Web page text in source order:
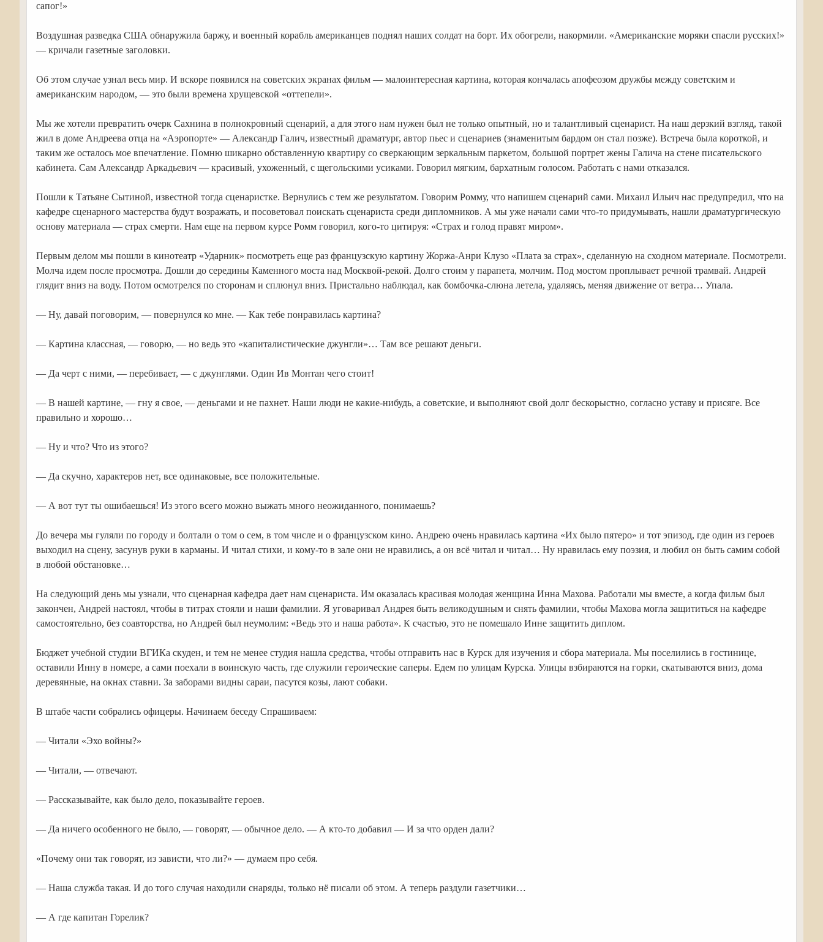
сапог!»
Воздушная разведка США обнаружила баржу, и военный корабль американцев поднял наших солдат на борт. Их обогрели, накормили. «Американские моряки спасли русских!»
— кричали газетные заголовки.
Об этом случае узнал весь мир. И вскоре появился на советских экранах фильм — малоинтересная картина, которая кончалась апофеозом дружбы между советским и
американским народом, — это были времена хрущевской «оттепели».
Мы же хотели превратить очерк Сахнина в полнокровный сценарий, а для этого нам нужен был не только опытный, но и талантливый сценарист. На наш дерзкий взгляд, такой
жил в доме Андреева отца на «Аэропорте» — Александр Галич, известный драматург, автор пьес и сценариев (знаменитым бардом он стал позже). Встреча была короткой, и
таким же осталось мое впечатление. Помню шикарно обставленную квартиру со сверкающим зеркальным паркетом, большой портрет жены Галича на стене писательского
кабинета. Сам Александр Аркадьевич — красивый, ухоженный, с щегольскими усиками. Говорил мягким, бархатным голосом. Работать с нами отказался.
Пошли к Татьяне Сытиной, известной тогда сценаристке. Вернулись с тем же результатом. Говорим Ромму, что напишем сценарий сами. Михаил Ильич нас предупредил, что на
кафедре сценарного мастерства будут возражать, и посоветовал поискать сценариста среди дипломников. А мы уже начали сами что-то придумывать, нашли драматургическую
основу материала — страх смерти. Нам еще на первом курсе Ромм говорил, кого-то цитируя: «Страх и голод правят миром».
Первым делом мы пошли в кинотеатр «Ударник» посмотреть еще раз французскую картину Жоржа-Анри Клузо «Плата за страх», сделанную на сходном материале. Посмотрели.
Молча идем после просмотра. Дошли до середины Каменного моста над Москвой-рекой. Долго стоим у парапета, молчим. Под мостом проплывает речной трамвай. Андрей
глядит вниз на воду. Потом осмотрелся по сторонам и сплюнул вниз. Пристально наблюдал, как бомбочка-слюна летела, удаляясь, меняя движение от ветра… Упала.
— Ну, давай поговорим, — повернулся ко мне. — Как тебе понравилась картина?
— Картина классная, — говорю, — но ведь это «капиталистические джунгли»… Там все решают деньги.
— Да черт с ними, — перебивает, — с джунглями. Один Ив Монтан чего стоит!
— В нашей картине, — гну я свое, — деньгами и не пахнет. Наши люди не какие-нибудь, а советские, и выполняют свой долг бескорыстно, согласно уставу и присяге. Все
правильно и хорошо…
— Ну и что? Что из этого?
— Да скучно, характеров нет, все одинаковые, все положительные.
— А вот тут ты ошибаешься! Из этого всего можно выжать много неожиданного, понимаешь?
До вечера мы гуляли по городу и болтали о том о сем, в том числе и о французском кино. Андрею очень нравилась картина «Их было пятеро» и тот эпизод, где один из героев
выходил на сцену, засунув руки в карманы. И читал стихи, и кому-то в зале они не нравились, а он всё читал и читал… Ну нравилась ему поэзия, и любил он быть самим собой
в любой обстановке…
На следующий день мы узнали, что сценарная кафедра дает нам сценариста. Им оказалась красивая молодая женщина Инна Махова. Работали мы вместе, а когда фильм был
закончен, Андрей настоял, чтобы в титрах стояли и наши фамилии. Я уговаривал Андрея быть великодушным и снять фамилии, чтобы Махова могла защититься на кафедре
самостоятельно, без соавторства, но Андрей был неумолим: «Ведь это и наша работа». К счастью, это не помешало Инне защитить диплом.
Бюджет учебной студии ВГИКа скуден, и тем не менее студия нашла средства, чтобы отправить нас в Курск для изучения и сбора материала. Мы поселились в гостинице,
оставили Инну в номере, а сами поехали в воинскую часть, где служили героические саперы. Едем по улицам Курска. Улицы взбираются на горки, скатываются вниз, дома
деревянные, на окнах ставни. За заборами видны сараи, пасутся козы, лают собаки.
В штабе части собрались офицеры. Начинаем беседу Спрашиваем:
— Читали «Эхо войны?»
— Читали, — отвечают.
— Рассказывайте, как было дело, показывайте героев.
— Да ничего особенного не было, — говорят, — обычное дело. — А кто-то добавил — И за что орден дали?
«Почему они так говорят, из зависти, что ли?» — думаем про себя.
— Наша служба такая. И до того случая находили снаряды, только нё писали об этом. А теперь раздули газетчики…
— А где капитан Горелик?